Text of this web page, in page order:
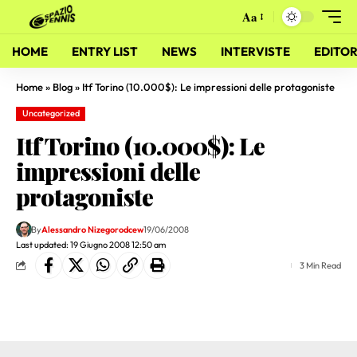
Aa
HOME ENTRY LIST NEWS INTERVISTE
Home» Blog» Itf Torino (10.000$): Le impressioni delle protagoniste
Uncategorized
Itf Torino (10.000$): Le
impressioni delle
protagoniste
Last updated: 19 Giugno 2008 12:50 am
ByAlessandro Nizegorodcew19/06/2008
3 Min Read